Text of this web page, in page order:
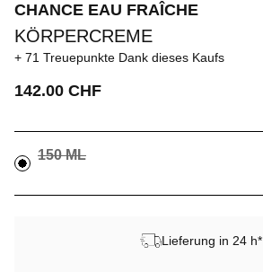
CHANCE EAU FRAÎCHE
KÖRPERCREME
71 Treuepunkte Dank dieses Kaufs
142.00 CHF
150 ML
Lieferung in 24 h*